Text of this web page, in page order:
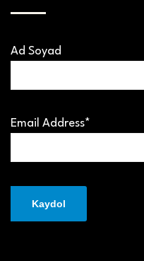
Ad Soyad
Email Address*